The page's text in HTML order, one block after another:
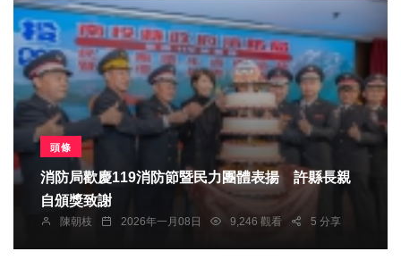
頭條
消防局歡慶119消防節暨民力團體表揚 許縣長親
自頒獎致謝
陳朝枝 2026年一月08日 9,246 觀看 5 分享